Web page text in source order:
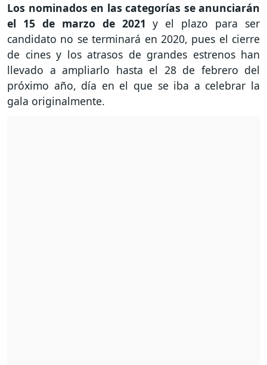
Los nominados en las categorías se anunciarán
el 15 de marzo de 2021 y el plazo para ser
candidato no se terminará en 2020, pues el cierre
de cines y los atrasos de grandes estrenos han
llevado a ampliarlo hasta el 28 de febrero del
próximo año, día en el que se iba a celebrar la
gala originalmente.